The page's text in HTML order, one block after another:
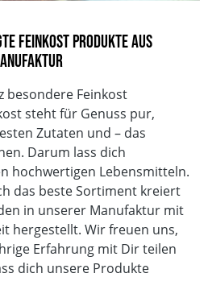
Feinkost Produkte aus
besondere Feinkost
steht für Genuss pur,
Zutaten und – das
Darum lass dich
hochwertigen Lebensmitteln.
das beste Sortiment kreiert
in unserer Manufaktur mit
hergestellt. Wir freuen uns,
Erfahrung mit Dir teilen
dich unsere Produkte